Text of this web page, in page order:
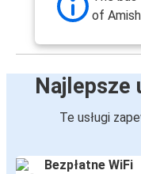
of
Najlepsze
Te usługi
Bezpłatne WiFi